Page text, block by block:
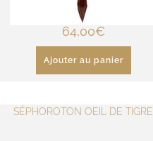
64,00€
Ajouter au panier
SÉPHOROTON OEIL DE TIGRE